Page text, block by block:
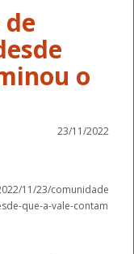
o
23/11/2022
11/23/comunidade
que-a-vale-contam